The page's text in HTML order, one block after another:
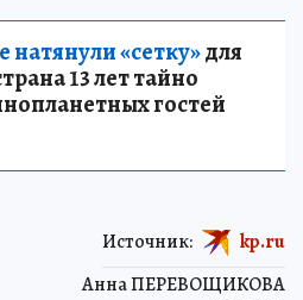
«сетку»для
13 лет тайно
гостей
Анна ПЕРЕВОЩИКОВА
Источник: kp.ru